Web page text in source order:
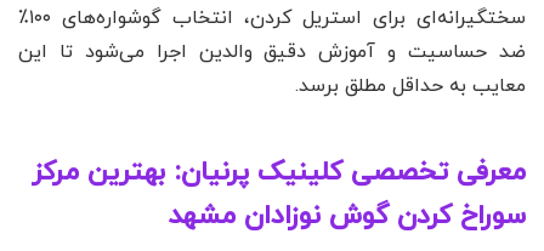
سختگیرانه‌ای برای استریل کردن، انتخاب گوشواره‌های ۱۰۰٪
ضد حساسیت و آموزش دقیق والدین اجرا می‌شود تا این
معایب به حداقل مطلق برسد.
معرفی تخصصی کلینیک پرنیان: بهترین مرکز
سوراخ کردن گوش نوزادان مشهد